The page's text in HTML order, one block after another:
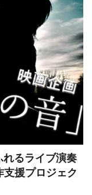
るライブ演奏
支援プロジェク